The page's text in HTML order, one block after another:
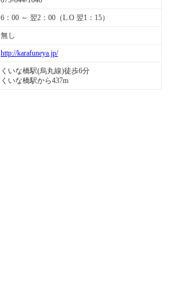
6：00 ～ 翌2：00（L.O 翌1：15）
無し
http://karafuneya.jp/
くいな橋駅(烏丸線)徒歩6分
くいな橋駅から437m